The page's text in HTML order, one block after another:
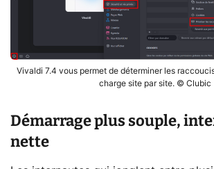
Vivaldi 7.4 vous permet de déterminer les
charge site par site. © Clubic
Démarrage plus souple,
nette